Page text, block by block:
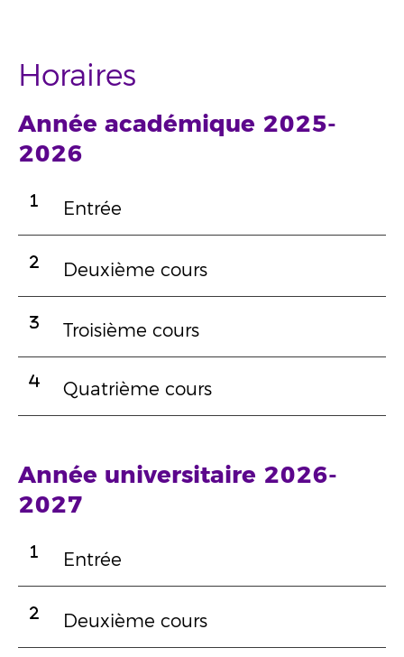
Horaires
Année académique 2025-
2026
Entrée
Deuxième cours
Troisième cours
Quatrième cours
Année universitaire 2026-
2027
Entrée
Deuxième cours